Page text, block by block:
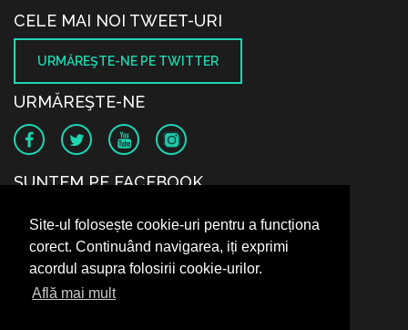
Site-ul folosește cookie-uri pentru a funcționa
corect. Continuând navigarea, iți exprimi
acordul asupra folosirii cookie-urilor.
Află mai mult
CELE MAI NOI TWEET-URI
URMĂREŞTE-NE PE TWITTER
URMĂREŞTE-NE
SUNTEM PE FACEBOOK